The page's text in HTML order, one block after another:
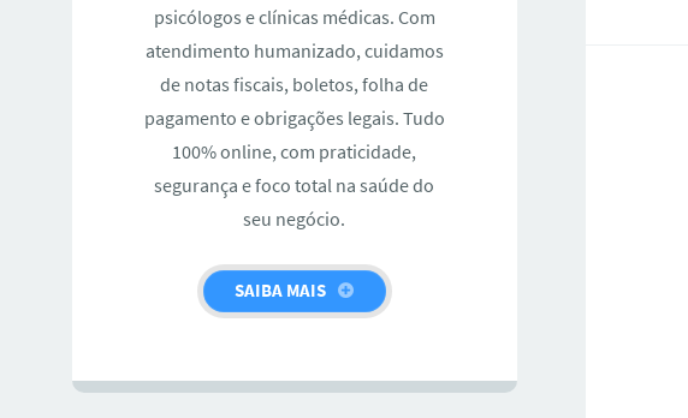
psicólogos e clínicas médicas. Com
atendimento humanizado, cuidamos
de notas fiscais, boletos, folha de
pagamento e obrigações legais. Tudo
100% online, com praticidade,
segurança e foco total na saúde do
seu negócio.
SAIBA MAIS